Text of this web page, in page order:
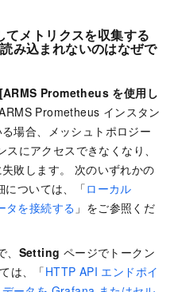
メトリクスを収集する
み込まれないのはなぜで
[ARMS Prometheus を使用し
Prometheus インスタン
場合、メッシュトポロジー
にアクセスできなくなり、
敗します。 次のいずれかの
については、「ローカル
を接続する 」をご参照くだ
、 Setting ページでトークン
は、「HTTP API エンドポイ